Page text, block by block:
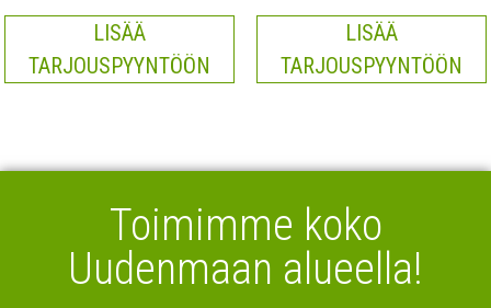
LISÄÄ
TARJOUSPYYNTÖÖN
LISÄÄ
TARJOUSPYYNTÖÖN
Toimimme koko
Uudenmaan alueella!